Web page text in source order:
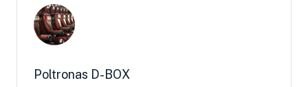
Poltronas D-BOX